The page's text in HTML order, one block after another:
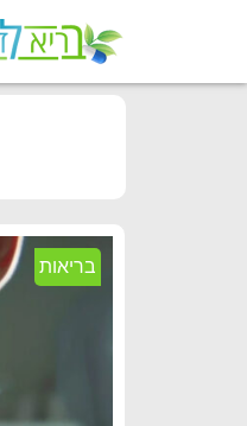
בריאות